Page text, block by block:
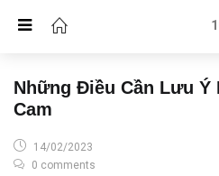
Những Điều Cần Lưu
Cam
POSTED
ON
14/02/2023
0 comments